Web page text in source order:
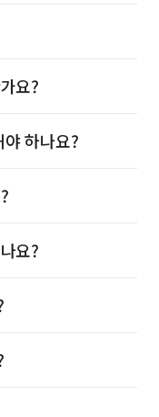
요?
하나요?
요?